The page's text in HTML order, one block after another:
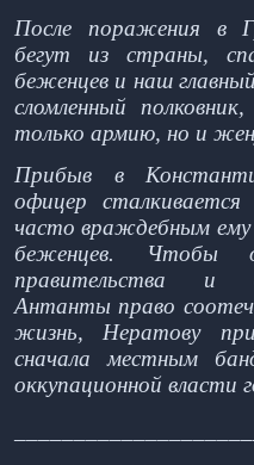
После поражения в
бегут из страны,
беженцев и наш
сломленный
только армию, но и
Прибыв в
офицер
часто враждебным ему
беженцев. Чтобы
правительства и
Антанты право
жизнь, Нератову
сначала местным
оккупационной власти